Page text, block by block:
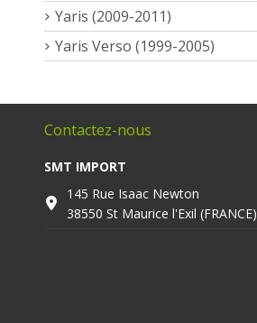
Yaris (2009-2011)
Yaris Verso (1999-2005)
Contactez-nous
SMT IMPORT
145 Rue Isaac Newton
38550 St Maurice l'Exil (FRANCE)